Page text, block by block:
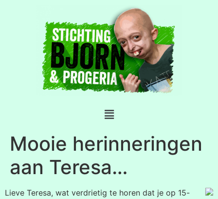
Mooie herinneringen
aan Teresa…
Lieve Teresa, wat verdrietig te horen dat je op 15-